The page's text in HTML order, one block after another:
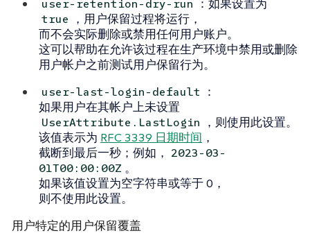
user-retention-dry-run ：如果设置为
true
，用户保留过程将运行，
而不会实际删除或禁用任何用户账户。
这可以帮助在允许该过程在生产环境中禁用或删除
用户帐户之前测试用户保留行为。
user-last-login-default
：
如果用户在其帐户上未设置
UserAttribute.LastLogin
，则使用此设置。
该值表示为 RFC 3339 日期时间 ，
截断到最后一秒；例如， 2023-03-
01T00:00:00Z 。
如果该值设置为空字符串或等于 0，
则不使用此设置。
用户特定的用户保留覆盖